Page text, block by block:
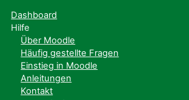
Dashboard
Hilfe
Über Moodle
Häufig gestellte Fragen
Einstieg in Moodle
Anleitungen
Kontakt